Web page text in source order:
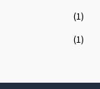
(1)
(1)